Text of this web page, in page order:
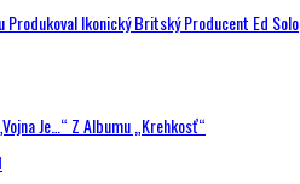
Produkoval Ikonický Britský Producent Ed Solo
Je…“ Z Albumu „Krehkosť“